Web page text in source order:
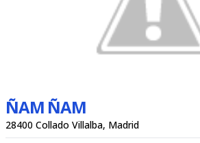
ÑAM ÑAM
28400 Collado Villalba, Madrid